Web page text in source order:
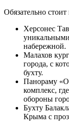
Обязательно стоит
Херсонес
набережной.
Малахов
города, с
бухту.
Панораму
комплекс,
обороны
Бухту
Крыма с